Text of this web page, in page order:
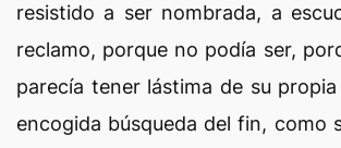
resistido a ser nombrada, a
reclamo, porque no podía ser,
parecía tener lástima de su
encogida búsqueda del fin, como